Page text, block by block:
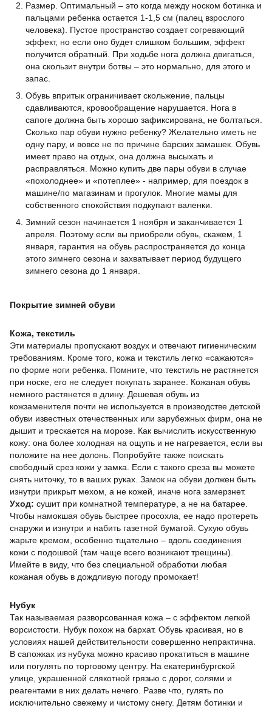
Размер. Оптимальный – это когда между носком ботинка и
пальцами ребенка остается 1-1,5 см (палец взрослого
человека). Пустое пространство создает согревающий
эффект, но если оно будет слишком большим, эффект
получится обратный. При ходьбе нога должна двигаться,
она скользит внутри ботвы – это нормально, для этого и
запас.
Обувь впритык ограничивает скольжение, пальцы
сдавливаются, кровообращение нарушается. Нога в
сапоге должна быть хорошо зафиксирована, не болтаться.
Сколько пар обуви нужно ребенку? Желательно иметь не
одну пару, и вовсе не по причине барских замашек. Обувь
имеет право на отдых, она должна высыхать и
расправляться. Можно купить две пары обуви в случае
«похолоднее» и «потеплее» - например, для поездок в
машине/по магазинам и прогулок. Многие мамы для
собственного спокойствия подкупают валенки.
Зимний сезон начинается 1 ноября и заканчивается 1
апреля. Поэтому если вы приобрели обувь, скажем, 1
января, гарантия на обувь распространяется до конца
этого зимнего сезона и захватывает период будущего
зимнего сезона до 1 января.
Покрытие зимней обуви
Кожа, текстиль
Эти материалы пропускают воздух и отвечают гигиеническим
требованиям. Кроме того, кожа и текстиль легко «сажаются»
по форме ноги ребенка. Помните, что текстиль не растянется
при носке, его не следует покупать заранее. Кожаная обувь
немного растянется в длину. Дешевая обувь из
кожзаменителя почти не используется в производстве детской
обуви известных отечественных или зарубежных фирм, она не
дышит и трескается на морозе. Как вычислить искусственную
кожу: она более холодная на ощупь и не нагревается, если вы
положите на нее долонь. Попробуйте также поискать
свободный срез кожи у замка. Если с такого среза вы можете
снять ниточку, то в ваших руках. Замок на обуви должен быть
изнутри прикрыт мехом, а не кожей, иначе нога замерзнет.
Уход: сушит при комнатной температуре, а не на батарее.
Чтобы намокшая обувь быстрее просохла, ее надо протереть
снаружи и изнутри и набить газетной бумагой. Сухую обувь
жарьте кремом, особенно тщательно – вдоль соединения
кожи с подошвой (там чаще всего возникают трещины).
Имейте в виду, что без специальной обработки любая
кожаная обувь в дождливую погоду промокает!
Нубук
Так называемая разворсованная кожа – с эффектом легкой
ворсистости. Нубук похож на бархат. Обувь красивая, но в
условиях нашей действительности совершенно непрактична.
В сапожках из нубука можно красиво прокатиться в машине
или погулять по торговому центру. На екатеринбургской
улице, украшенной слякотной грязью с дорог, солями и
реагентами в них делать нечего. Разве что, гулять по
исключительно свежему и чистому снегу. Детям ботинки и